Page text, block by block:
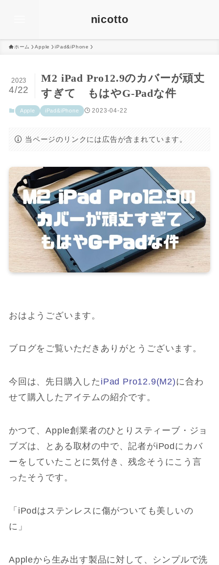
nicotto
ホーム Apple iPad&iPhone
M2 iPad Pro12.9のカバーが頑丈
すぎて もはやG-Padな件
2023
4/22
Apple iPad&iPhone 2023-04-22
当ページのリンクには広告が含まれています。
おはようございます。
ブログをご覧いただきありがとうございます。
今回は、先日購入した iPad Pro12.9(M2)に合わ
せて購入したアイテムの紹介です。
かつて、Apple創業者のひとりスティーブ・ジョ
ブズは、とある取材の中で、記者がiPodにカバ
ーをしていたことに気付き、残念そうにこう言
ったそうです。
「iPodはステンレスに傷がついても美しいの
に」
Appleから生み出す製品に対して、シンプルで洗